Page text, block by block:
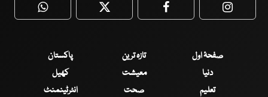
WhatsApp Twitter Facebook
صفحۂ اول تازہ ترین
پاکستان
دنیا
معیشت
کھیل
تعلیم
صحت انٹرٹینمنٹ